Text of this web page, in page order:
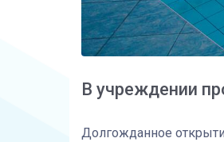
В учреждении
Долгожданное